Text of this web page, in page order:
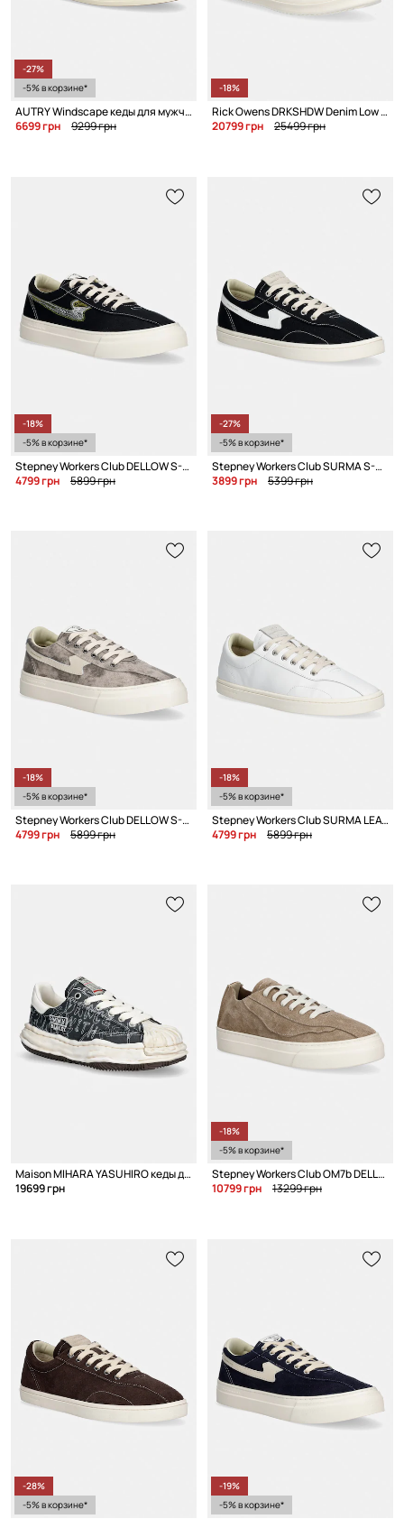
-27%
-5% в корзине*
AUTRY Windscape кеды для мужчин
6699 грн
9299 грн
-18%
Rick Owens DRKSHDW Denim Low кеды для мужчин
20799 грн
25499 грн
-18%
-5% в корзине*
Stepney Workers Club DELLOW S-STRIKE REPAIR STITCH кеды для мужчин
4799 грн
5899 грн
-27%
-5% в корзине*
Stepney Workers Club SURMA S-STRIKE CANVAS кеды для мужчин
3899 грн
5399 грн
-18%
-5% в корзине*
Stepney Workers Club DELLOW S-STRIKE SUN FADE CANVAS кеды для мужчин
4799 грн
5899 грн
-18%
-5% в корзине*
Stepney Workers Club SURMA LEATHER кеды для мужчин кожаные
4799 грн
5899 грн
Maison MIHARA YASUHIRO кеды для мужчин
19699 грн
-18%
-5% в корзине*
Stepney Workers Club OM7b DELLOW OMNI UL REVERSE SUEDE кеды для мужчин замшевые
10799 грн
13299 грн
-28%
-5% в корзине*
-19%
-5% в корзине*